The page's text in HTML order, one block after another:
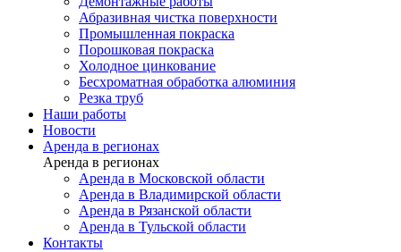
Абразивная чистка поверхности
Промышленная покраска
Порошковая покраска
Холодное цинкование
Бесхроматная обработка алюминия
Резка труб
Наши работы
Новости
Аренда в регионах
Аренда в регионах
Аренда в Московской области
Аренда в Владимирской области
Аренда в Рязанской области
Аренда в Тульской области
Контакты